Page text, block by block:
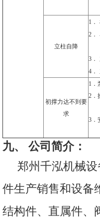
立柱自降
1．
2．
3．
4．
初撑力达不到要
求
1．
2．
3．
九、
公司简介：
郑州千泓机械
件生产销售和设备
结构件、直属件、